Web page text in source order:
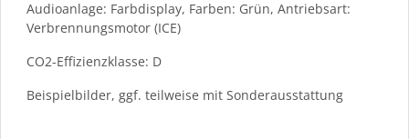
Audioanlage: Farbdisplay, Farben: Grün, Antriebsart:
Verbrennungsmotor (ICE)
CO2-Effizienzklasse: D
Beispielbilder, ggf. teilweise mit Sonderausstattung